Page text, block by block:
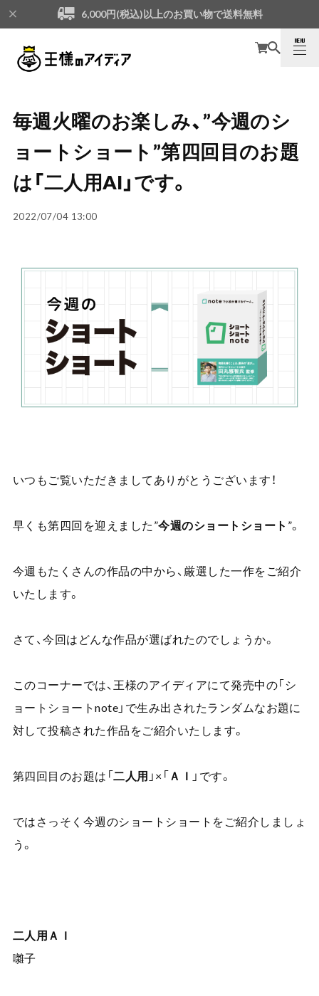
6,000円(税込)以上のお買い物で送料無料
MENU
CLOSE
毎週火曜のお楽しみ、”今週のシ
ョートショート”第四回目のお題
は「二人用AI」です。
2022/07/04 13:00
いつもご覧いただきましてありがとうございます！
早くも第四回を迎えました”今週のショートショート ”。
今週もたくさんの作品の中から、厳選した一作をご紹介
いたします。
さて、今回はどんな作品が選ばれたのでしょうか。
このコーナーでは、王様のアイディアにて発売中の「シ
ョートショートnote 」で生み出されたランダムなお題に
対して投稿された作品をご紹介いたします。
第四回目のお題は「二人用 」×「 ＡＩ 」です。
ではさっそく今週のショートショートをご紹介しましょ
う。
二人用ＡＩ
囃子